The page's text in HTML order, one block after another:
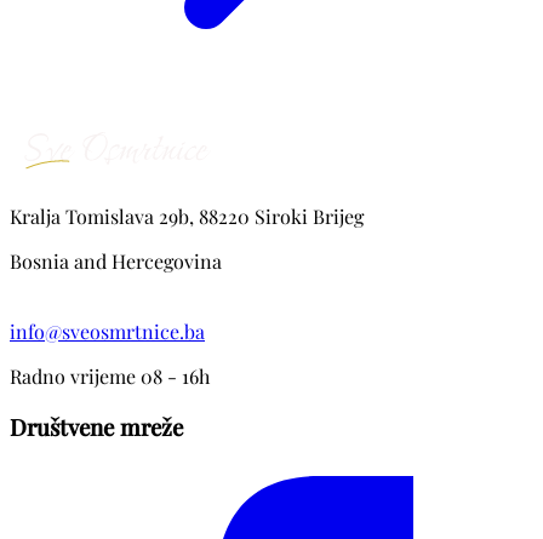
Kralja Tomislava 29b, 88220 Siroki Brijeg
Bosnia and Hercegovina
info@sveosmrtnice.ba
Radno vrijeme 08 - 16h
Društvene mreže